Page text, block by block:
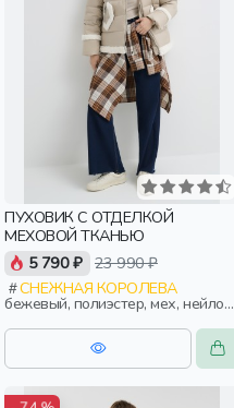
ПУХОВИК С ОТДЕЛКОЙ
МЕХОВОЙ ТКАНЬЮ
5 790 ₽ 23 990 ₽
СНЕЖНАЯ КОРОЛЕВА
бежевый, полиэстер, мех, нейлон,
зима, осень, россия, прямые,
укороченные, застежка,
утепленные, ворот, прорези,
карман, воротник, воротник-